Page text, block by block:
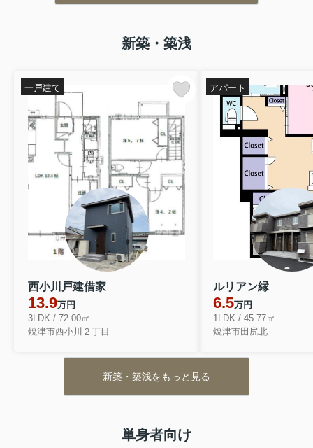
新築・築浅
西小川戸建借家
13.9万円
3LDK / 72.00㎡
焼津市西小川２丁目
一戸建て
ルリアン縁
6.5万円
1LDK / 45.77㎡
焼津市田尻北
アパート
新築・築浅をもっと見る
単身者向け